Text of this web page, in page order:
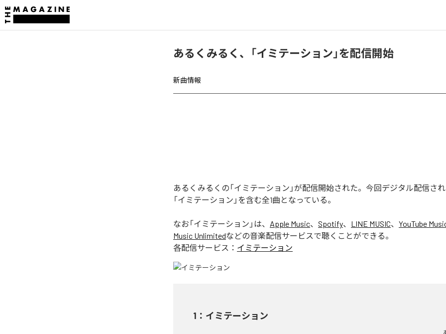
あるくみるく、「イミテーション」を配信開始
新曲情報
あるくみるくの「イミテーション」が配信開始された。今回デジタル配信され
「イミテーション」を含む全1曲となっている。
なお「イミテーション 」は、 Apple Music、 Spotify、 LINE MUSIC、 YouTube
Music Unlimitedなどの音楽配信サービスで聴くことができる。
各配信サービス： イミテーション
1 ： イミテーション